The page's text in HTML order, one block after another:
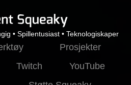
• Spillentusiast • Teknologiskaper
Prosjekter
Twitch
YouTube